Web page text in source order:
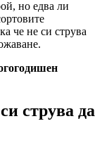
но едва ли
че не си струва
струва да